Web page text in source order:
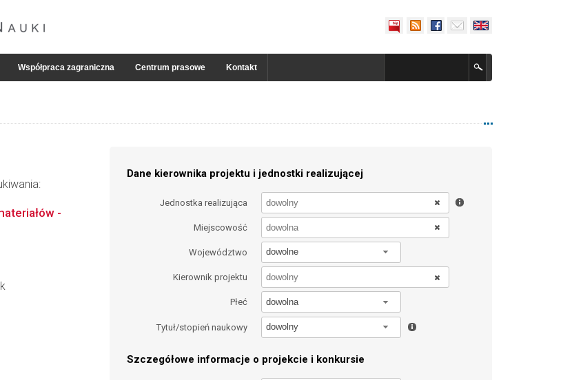
Współpraca zagraniczna Centrum prasowe Kontakt
Dane kierownika projektu i jednostki realizującej
Jednostka realizująca
Miejscowość
Województwo dowolne
Kierownik projektu
Płeć dowolna
Tytuł/stopień naukowy dowolny
Szczegółowe informacje o projekcie i konkursie
-